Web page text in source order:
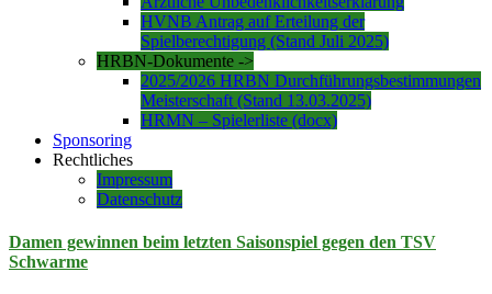
HVNB Antrag auf Erteilung der
Spielberechtigung (Stand Juli 2025)
HRBN-Dokumente ->
2025/2026 HRBN Durchführungsbestimmungen
Meisterschaft (Stand 13.03.2025)
HRMN – Spielerliste (docx)
Sponsoring
Rechtliches
Impressum
Datenschutz
Damen gewinnen beim letzten Saisonspiel gegen den TSV
Schwarme